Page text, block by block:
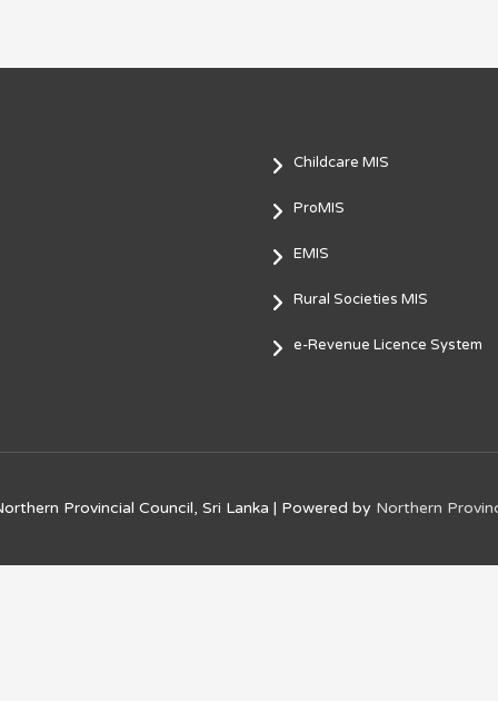
Childcare MIS
ProMIS
EMIS
Rural Societies MIS
e-Revenue Licence System
Provincial Council, Sri Lanka | Powered by Northern